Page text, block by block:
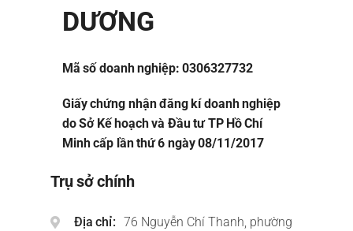
DƯƠNG
Mã số doanh nghiệp: 0306327732
Giấy chứng nhận đăng kí doanh nghiệp
do Sở Kế hoạch và Đầu tư TP Hồ Chí
Minh cấp lần thứ 6 ngày 08/11/2017
Trụ sở chính
Địa chỉ
76 Nguyễn Chí Thanh, phường